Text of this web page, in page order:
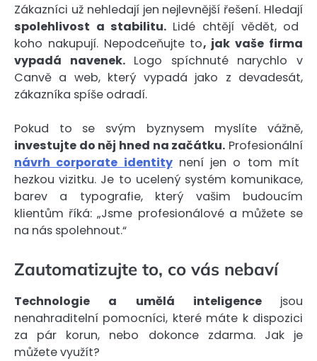
Zákazníci už nehledají jen nejlevnější řešení. Hledají
spolehlivost a stabilitu. Lidé chtějí vědět, od
koho nakupují. Nepodceňujte to, jak vaše firma
vypadá navenek.Logo spíchnuté narychlo v
Canvě a web, který vypadá jako z devadesát,
zákazníka spíše odradí.
Pokud to se svým byznysem myslíte vážně,
investujte do něj hned na začátku. Profesionální
návrh corporate identitynení jen o tom mít
hezkou vizitku. Je to ucelený systém komunikace,
barev a typografie, který vašim budoucím
klientům říká: „Jsme profesionálové a můžete se
na nás spolehnout.“
Zautomatizujte to, co vás nebaví
Technologie a umělá inteligence jsou
nenahraditelní pomocníci, které máte k dispozici
za pár korun, nebo dokonce zdarma. Jak je
můžete využít?